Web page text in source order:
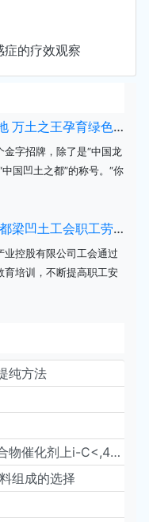
的疗效观察
江苏盱眙：凹土之都隆起创新高地 万土之王孕育绿色经济
金字招牌，除了是“中国龙
国凹土之都”的称号。“你
隐患，在这里止步 ——来自江苏都梁凹土工会职工劳动保护监督检查培训的报道
业控股有限公司工会通过
育培训，不断提高职工安
纯方法
MCM-41分子筛作载体杂多化合物催化剂上i-C<,4>的选择氧化
组成的选择